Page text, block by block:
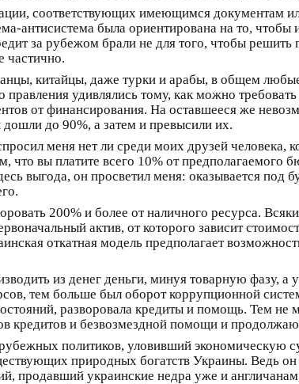
соответствующих имеющимся документам
антисистема была ориентирована на то, чтобы
за рубежом брали не для того, чтобы решить
частично.
китайцы, даже турки и арабы, в общем
удивлялись тому, как можно
от финансирования. На оставшееся же
дошли до 90%, а затем и превысили их.
меня нет ли среди моих друзей
что вы платите всего 10% от
выгода, он просветил меня: оказывается
200% и более от наличного ресурса.
актив, от которого зависит
откатная модель предполагает
из денег деньги, минуя товарную фазу,
тем больше был оборот коррупционной
разворовала кредиты и помощь. Тем не
кредитов и безвозмездной помощи и
политиков, уловивший экономическую
природных богатств Украины. Ведь
продавший украинские недра уже и